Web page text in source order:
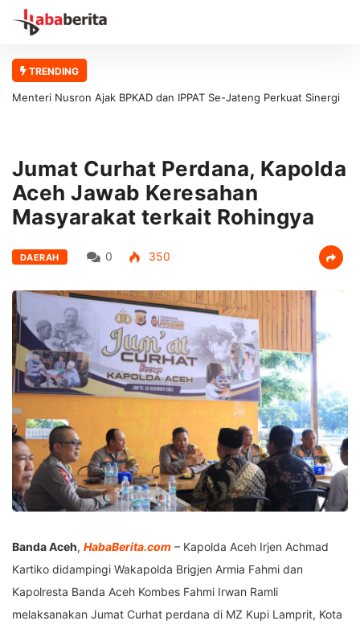
TRENDING
Menteri Nusron Ajak BPKAD dan IPPAT Se-Jateng Perkuat Sinergi
Jumat Curhat Perdana, Kapolda
Aceh Jawab Keresahan
Masyarakat terkait Rohingya
DAERAH 0 350
Banda Aceh, HabaBerita.com – Kapolda Aceh Irjen Achmad
Kartiko didampingi Wakapolda Brigjen Armia Fahmi dan
Kapolresta Banda Aceh Kombes Fahmi Irwan Ramli
melaksanakan Jumat Curhat perdana di MZ Kupi Lamprit, Kota